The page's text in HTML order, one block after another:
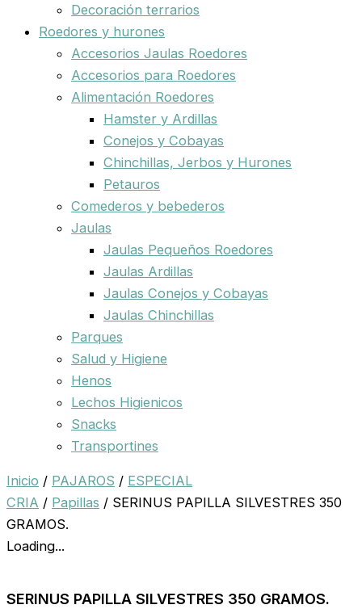
Decoración terrarios
Roedores y hurones
Accesorios Jaulas Roedores
Accesorios para Roedores
Alimentación Roedores
Hamster y Ardillas
Conejos y Cobayas
Chinchillas, Jerbos y Hurones
Petauros
Comederos y bebederos
Jaulas
Jaulas Pequeños Roedores
Jaulas Ardillas
Jaulas Conejos y Cobayas
Jaulas Chinchillas
Parques
Salud y Higiene
Henos
Lechos Higienicos
Snacks
Transportines
Inicio / PAJAROS / ESPECIAL
CRIA / Papillas / SERINUS PAPILLA SILVESTRES 350
GRAMOS.
Loading...
SERINUS PAPILLA SILVESTRES 350 GRAMOS.